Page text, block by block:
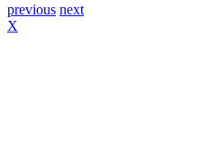
previous next
X